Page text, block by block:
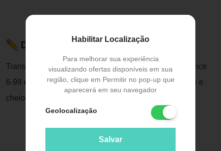
Habilitar Localização
Para melhorar sua experiência
visualizando ofertas disponíveis em sua
região, clique em Permitir no pop-up que
aparecerá em seu navegador
Geolocalização
Salvar
Descrição do Produto
Transforme seu visual com a Schwarzkopf Igora Vibrance
6-99 e sinta-se confiante com um cabelo deslumbrante e
cheio de personalidade!